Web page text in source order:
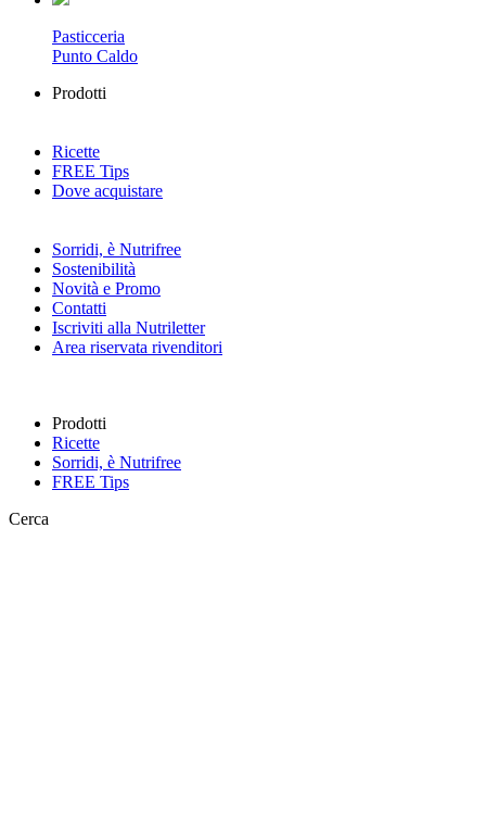
Pasticceria
Punto Caldo
Prodotti
Ricette
FREE Tips
Dove acquistare
Sorridi, è Nutrifree
Sostenibilità
Novità e Promo
Contatti
Iscriviti alla Nutriletter
Area riservata rivenditori
Prodotti
Ricette
Sorridi, è Nutrifree
FREE Tips
Cerca